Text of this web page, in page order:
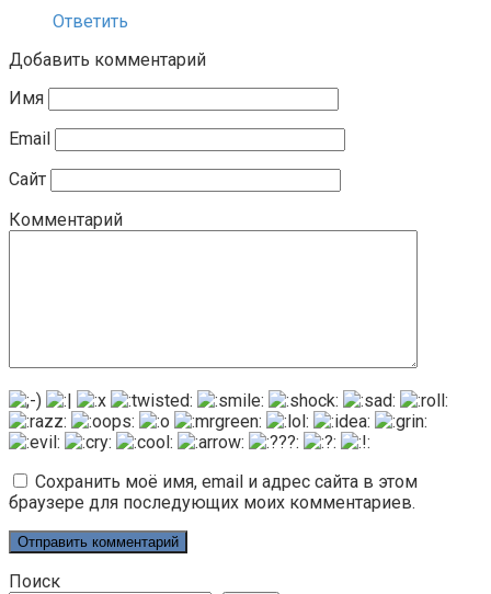
Ответить
Добавить комментарий
Имя
Email
Сайт
Комментарий
Сохранить моё имя, email и адрес сайта в этом
браузере для последующих моих комментариев.
Поиск